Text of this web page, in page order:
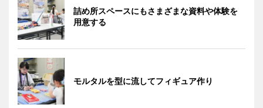
詰め所スペースにもさまざまな資料や体験を
用意する
モルタルを型に流してフィギュア作り